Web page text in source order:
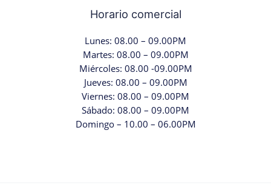
Horario comercial
Lunes: 08.00 – 09.00PM
Martes: 08.00 – 09.00PM
Miércoles: 08.00 -09.00PM
Jueves: 08.00 – 09.00PM
Viernes: 08.00 – 09.00PM
Sábado: 08.00 – 09.00PM
Domingo – 10.00 – 06.00PM